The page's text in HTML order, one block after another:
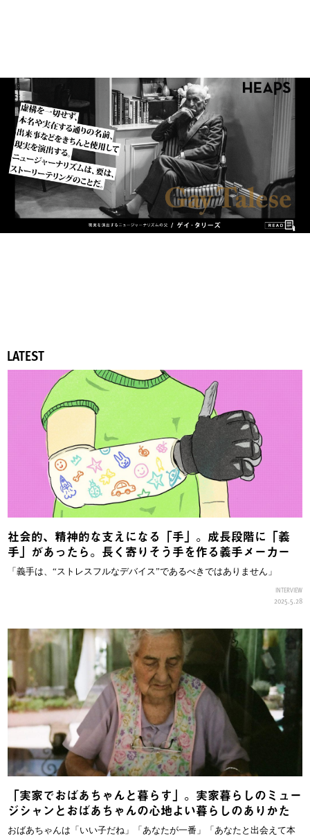
LATEST
社会的、精神的な支えになる「手」。成長段階に「義
手」があったら。長く寄りそう手を作る義手メーカー
「義手は、“ストレスフルなデバイス”であるべきではありません」
INTERVIEW
2025.5.28
「実家でおばあちゃんと暮らす」。実家暮らしのミュー
ジシャンとおばあちゃんの心地よい暮らしのありかた
おばあちゃんは「いい子だね」「あなたが一番」「あなたと出会えて本